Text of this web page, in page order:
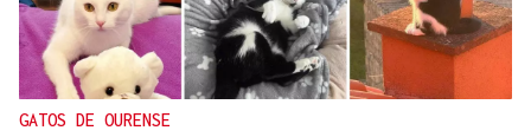
GATOS DE OURENSE